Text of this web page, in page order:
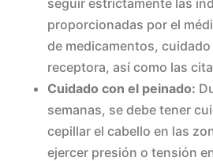
proporcionadas por el
de medicamentos,
receptora, así como las
Cuidado con el peinado:
semanas, se debe tener
cepillar el cabello en las
ejercer presión o tensión